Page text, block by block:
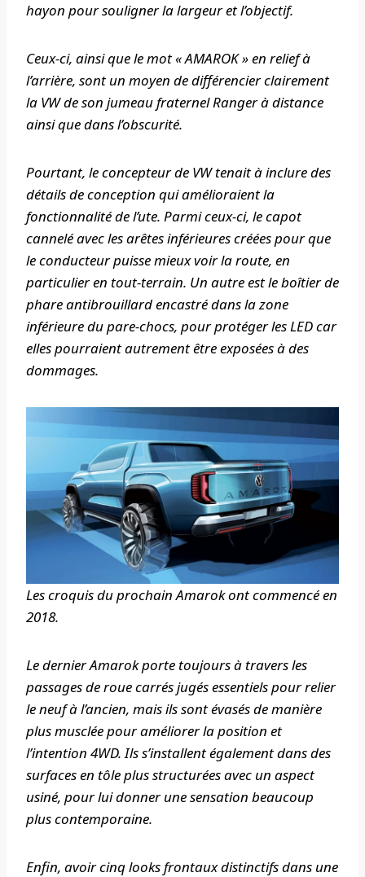
hayon pour souligner la largeur et l’objectif.
Ceux-ci, ainsi que le mot « AMAROK » en relief à
l’arrière, sont un moyen de différencier clairement
la VW de son jumeau fraternel Ranger à distance
ainsi que dans l’obscurité.
Pourtant, le concepteur de VW tenait à inclure des
détails de conception qui amélioraient la
fonctionnalité de l’ute. Parmi ceux-ci, le capot
cannelé avec les arêtes inférieures créées pour que
le conducteur puisse mieux voir la route, en
particulier en tout-terrain. Un autre est le boîtier de
phare antibrouillard encastré dans la zone
inférieure du pare-chocs, pour protéger les LED car
elles pourraient autrement être exposées à des
dommages.
Les croquis du prochain Amarok ont ​​commencé en
2018.
Le dernier Amarok porte toujours à travers les
passages de roue carrés jugés essentiels pour relier
le neuf à l’ancien, mais ils sont évasés de manière
plus musclée pour améliorer la position et
l’intention 4WD. Ils s’installent également dans des
surfaces en tôle plus structurées avec un aspect
usiné, pour lui donner une sensation beaucoup
plus contemporaine.
Enfin, avoir cinq looks frontaux distinctifs dans une